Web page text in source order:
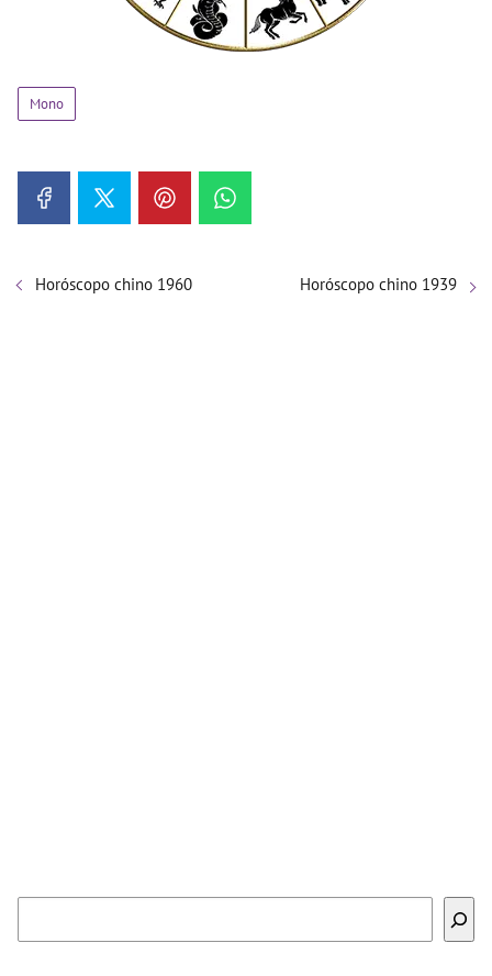
Mono
Horóscopo chino 1960 Horóscopo chino 1939